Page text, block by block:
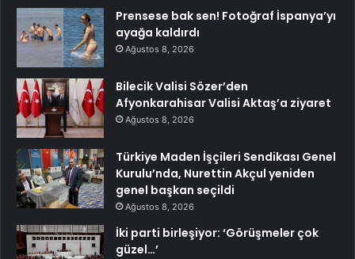
Prensese bak sen! Fotoğraf İspanya’yı
ayağa kaldırdı
Ağustos 8, 2026
Bilecik Valisi Sözer’den
Afyonkarahisar Valisi Aktaş’a ziyaret
Ağustos 8, 2026
Türkiye Maden İşçileri Sendikası Genel
Kurulu’nda, Nurettin Akçul yeniden
genel başkan seçildi
Ağustos 8, 2026
İki parti birleşiyor: ‘Görüşmeler çok
güzel…’